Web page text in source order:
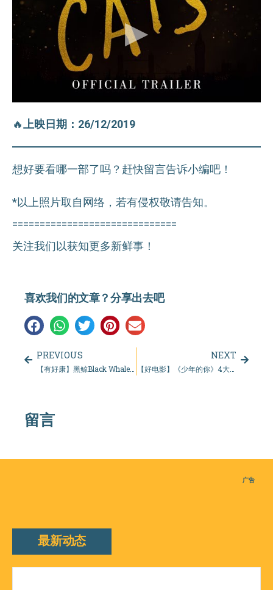
🔥上映日期：26/12/2019
想好要看哪一部了吗？赶快留言告诉小编吧！
*以上照片取自网络，若有侵权敬请告知。
==============================
关注我们以获知更多新鲜事！
喜欢我们的文章？分享出去吧
PREVIOUS NEXT
【好电影】《少年的你》4大经典语录
留言
广告
最新动态